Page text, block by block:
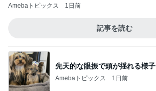
Amebaトピックス 1日前
記事を読む
先天的な眼振で頭が揺れる様子
Amebaトピックス 1日前